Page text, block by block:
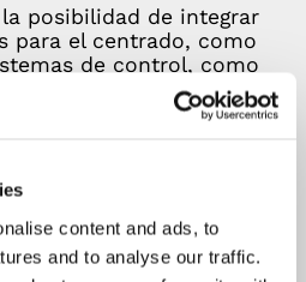
content and ads, to
and to analyse our traffic.
posibilidad de integrar
para el centrado, como
de control, como